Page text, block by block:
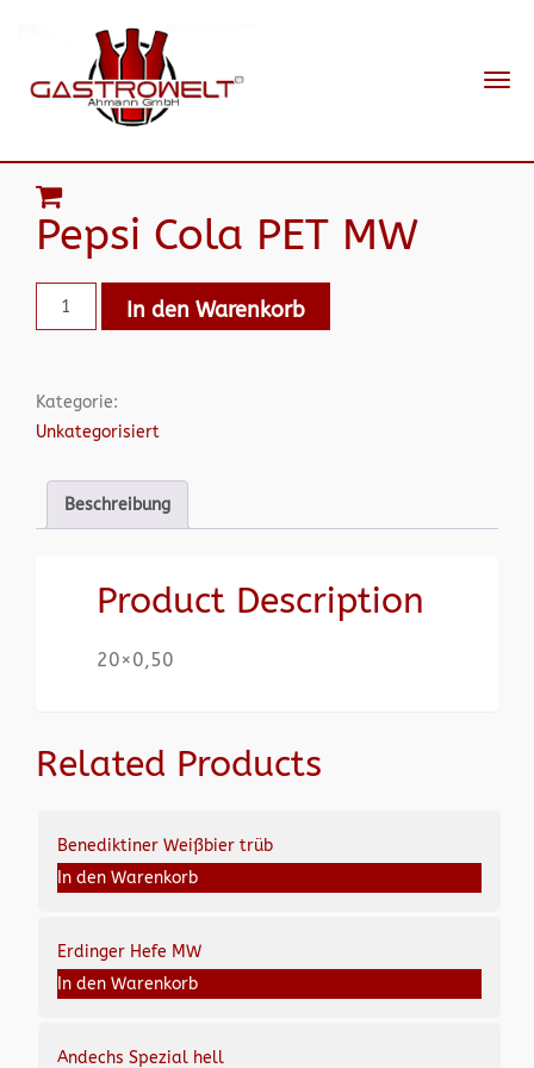
Pepsi Cola PET MW
In den Warenkorb
Kategorie:
Unkategorisiert
Beschreibung
Product Description
20×0,50
Related Products
Benediktiner Weißbier trüb
In den Warenkorb
Erdinger Hefe MW
In den Warenkorb
Andechs Spezial hell